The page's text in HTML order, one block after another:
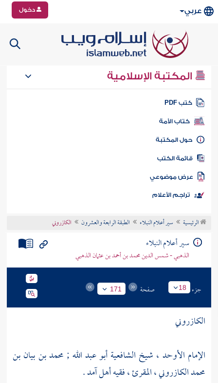
عربي دخول
المكتبة الإسلامية
كتب PDF
كتاب الأمة
المكتبة
الكتب
موضوعي
تراجم الأعلام
الرئيسية سير أعلام النبلاء الطبقة الرابعة والعشرون الكازروني
سير أعلام النبلاء
الذهبي - شمس الدين محمد بن أحمد بن عثمان الذهبي
جزء 18 صفحة 171
الكازروني
الإمام الأوحد ، شيخ الشافعية أبو عبد الله ; محمد بن بيان بن
محمد الكازروني ، المقرئ ، فقيه أهلآمد.